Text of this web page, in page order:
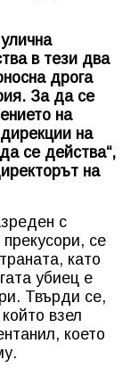
в тези два
дрога
За да се
на
на
се действа“,
на
с
се
като
убиец е
Твърди се,
взел
което